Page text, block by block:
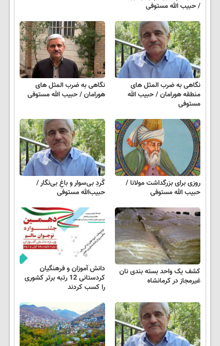
/ حبیب الله مستوفی
نگاهی به ضرب المثل های
منطقه هورامان / حبیب الله
مستوفی
نگاهی به ضرب المثل های
هورامان / حبیب الله مستوفی
روزی برای بزرگداشت مولانا /
حبیب الله مستوفی
گَردِ بی‌سوار و باغِ بی‌نگار /
حبیب‌الله مستوفی
کشف یک واحد بسته بندی نان
غیرمجاز در کرمانشاه
دانش آموزان و فرهنگیان
کردستانی 12 رتبه برتر کشوری
را کسب کردند